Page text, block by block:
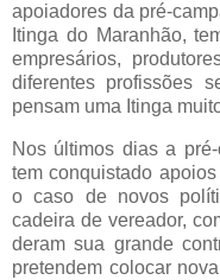
apoiadores da pré-
Itinga do Maranhão,
empresários,
diferentes profissões
pensam uma Itinga
Nos últimos dias a
tem conquistado
o caso de novos
cadeira de vereador,
deram sua grande
pretendem colocar